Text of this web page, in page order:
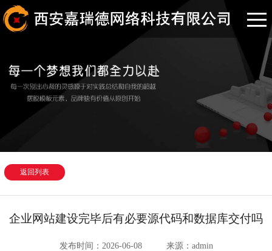
返回列表
企业网站建设完毕后有必要源代码和数据库交付吗
发布时间：2026-06-08 来源：admin